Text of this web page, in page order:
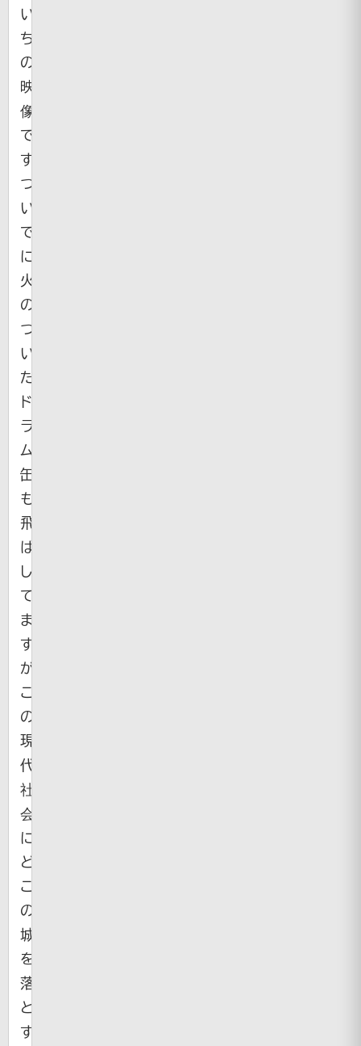
い”漢”た
ち
の
映
像
で
す。
つ
い
で
に
火
の
つ
い
た
ド
ラ
ム
缶
も
飛
ば
し
て
ま
す
が、
こ
の
現
代
社
会
に
ど
こ
の
城
を
落
と
す